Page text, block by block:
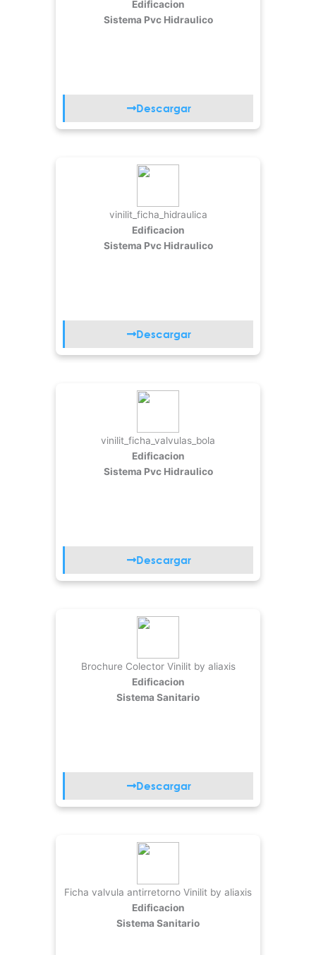
Edificacion
Sistema Pvc Hidraulico
Descargar
vinilit_ficha_hidraulica
Edificacion
Sistema Pvc Hidraulico
Descargar
vinilit_ficha_valvulas_bola
Edificacion
Sistema Pvc Hidraulico
Descargar
Brochure Colector Vinilit by aliaxis
Edificacion
Sistema Sanitario
Descargar
Ficha valvula antirretorno Vinilit by aliaxis
Edificacion
Sistema Sanitario